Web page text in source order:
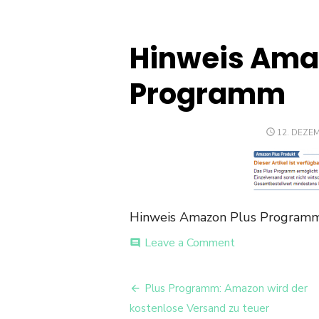
Hinweis
Programm
POSTED
12.
Hinweis Amazon Plus
comment Leave a Commenton
Plus
Beitrags-
Plus Programm: Amazon wird der
kostenlose Versand zu teuer